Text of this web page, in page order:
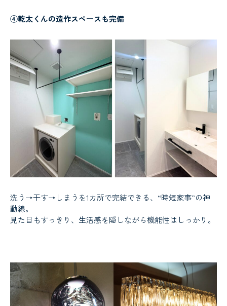
④乾太くんの造作スペースも完備
洗う→干す→しまうを1カ所で完結できる、“時短家事”の神
動線。
見た目もすっきり、生活感を隠しながら機能性はしっかり。